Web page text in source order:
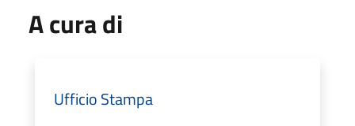
A cura di
Ufficio Stampa